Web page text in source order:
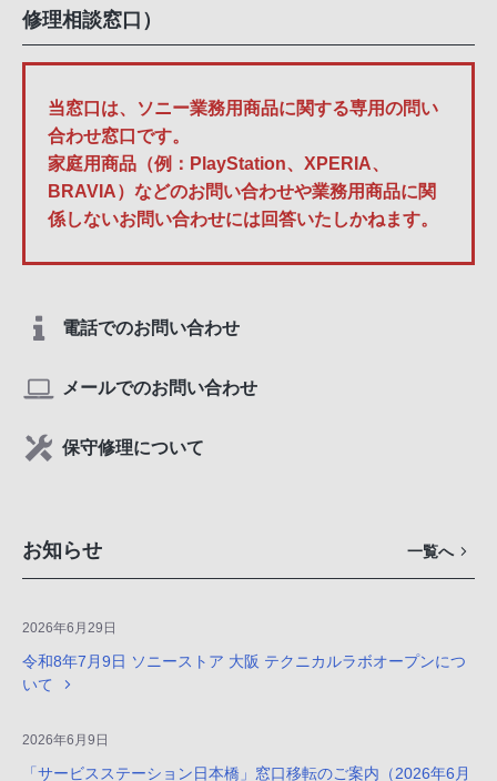
修理相談窓口）
当窓口は、ソニー業務用商品に関する専用の問い
合わせ窓口です。
家庭用商品（例：PlayStation、XPERIA、
BRAVIA）などのお問い合わせや業務用商品に関
係しないお問い合わせには回答いたしかねます。
電話でのお問い合わせ
メールでのお問い合わせ
保守修理について
お知らせ 一覧へ
2026年6月29日
令和8年7月9日 ソニーストア 大阪 テクニカルラボオープンにつ
いて
2026年6月9日
「サービスステーション日本橋」窓口移転のご案内（2026年6月